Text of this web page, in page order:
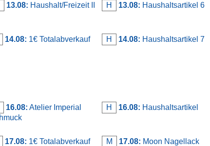
13.08: Haushalt/Freizeit II H 13.08: Haushaltsartikel 6
14.08: 1€ Totalabverkauf H 14.08: Haushaltsartikel 7
16.08: Atelier Imperial
H 16.08: Haushaltsartikel
17.08: 1€ Totalabverkauf M 17.08: Moon Nagellack